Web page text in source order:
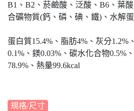
B1、B2、菸鹼酸、泛酸、B6、葉
合礦物質(鈣、磷、碘、鐵)、水解
蛋白質15.4%、脂肪4%、灰分1.2%
0.1%、鎂0.03%、碳水化合物0.5%
78.9%、熱量99.6kcal
規格/尺寸